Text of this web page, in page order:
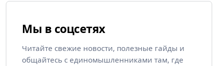
Мы в соцсетях
Читайте свежие новости, полезные гайды и
общайтесь с единомышленниками там, где